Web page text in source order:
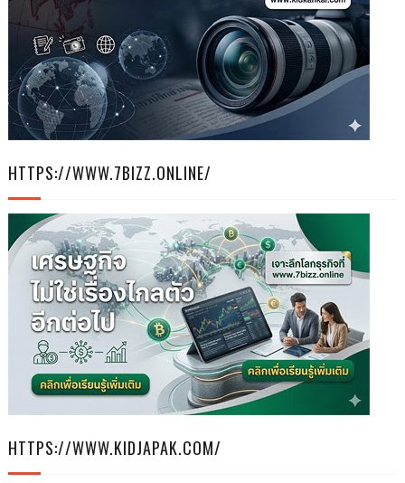
HTTPS://WWW.7BIZZ.ONLINE/
HTTPS://WWW.KIDJAPAK.COM/